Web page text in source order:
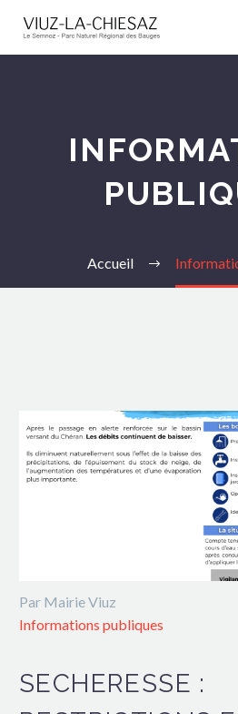
Accueil
Par Mairie Viuz
Informations publiques
SECHERESSE :